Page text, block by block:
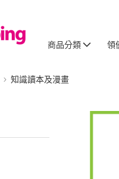
商品分類 領
知識讀本及漫畫